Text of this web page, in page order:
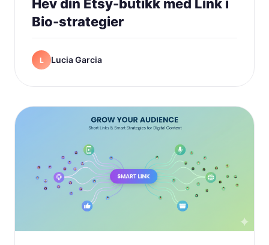
Hev din Etsy-butikk med Link i
Bio-strategier
L Lucia Garcia